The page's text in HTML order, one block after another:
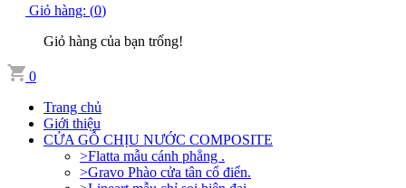
Giỏ hàng: (0)
Giỏ hàng của bạn trống!
0
Trang chủ
Giới thiệu
CỬA GỖ CHỊU NƯỚC COMPOSITE
>Flatta mẫu cánh phẳng .
>Gravo Phào cửa tân cổ điển.